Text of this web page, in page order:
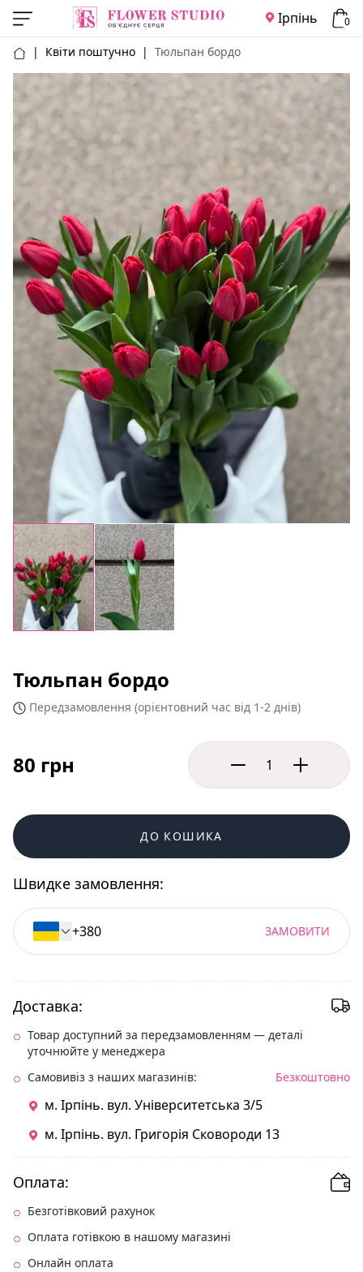
Ірпінь 0
| Квіти поштучно | Тюльпан бордо
Тюльпан бордо
Передзамовлення (орієнтовний час від 1-2 днів)
80 грн
ДО КОШИКА
Швидке замовлення:
ЗАМОВИТИ
Доставка:
Товар доступний за передзамовленням — деталі
уточнюйте у менеджера
Самовивіз з наших магазинів:
Безкоштовно
м. Ірпінь. вул. Університетська 3/5
м. Ірпінь. вул. Григорія Сковороди 13
Оплата:
Безготівковий рахунок
Оплата готівкою в нашому магазині
Онлайн оплата